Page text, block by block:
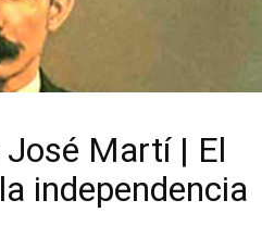
Martí | El
independencia